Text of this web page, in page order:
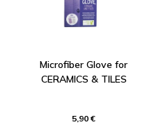
Microfiber Glove for
CERAMICS & TILES
5,90 €